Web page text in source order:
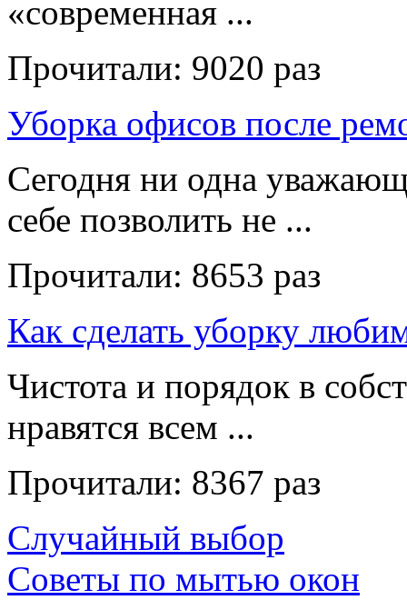
«современная ...
Прочитали: 9020 раз
Уборка офисов после
Сегодня ни одна
себе позволить не ...
Прочитали: 8653 раз
Как сделать уборку
Чистота и порядок в
нравятся всем ...
Прочитали: 8367 раз
Случайный выбор
Советы по мытью окон